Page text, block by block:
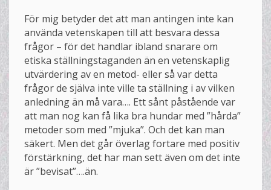
För mig betyder det att man antingen inte kan
använda vetenskapen till att besvara dessa
frågor – för det handlar ibland snarare om
etiska ställningstaganden än en vetenskaplig
utvärdering av en metod- eller så var detta
frågor de själva inte ville ta ställning i av vilken
anledning än må vara…. Ett sånt påstående var
att man nog kan få lika bra hundar med ”hårda”
metoder som med ”mjuka”. Och det kan man
säkert. Men det går överlag fortare med positiv
förstärkning, det har man sett även om det inte
är ”bevisat”….än.